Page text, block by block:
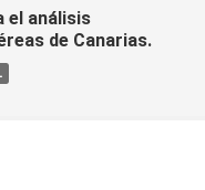
el análisis
de Canarias.